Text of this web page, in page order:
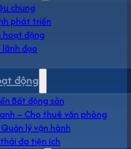
chung
phát triển
hoạt động
đạo
động
Bất động sản
– Cho thuê văn phòng
lý vận hành
đa tiện ích